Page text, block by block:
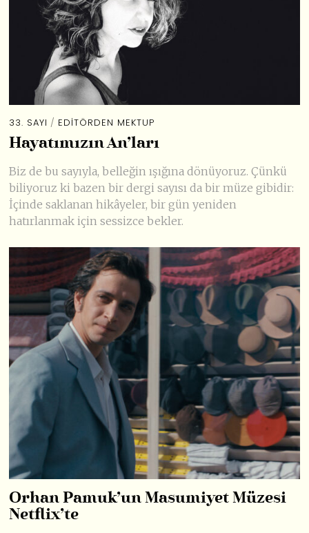
33. SAYI / EDİTÖRDEN MEKTUP
Hayatımızın An’ları
Biz de bu sayıyla, belleğin ışığına dönüyoruz. Çünkü
biliyoruz ki bazen bir dergi sayısı da bir müze gibidir:
İçinde saklanan hikâyeler, bir gün yeniden
hatırlanmak için sessizce bekler.
Orhan Pamuk’un Masumiyet Müzesi
Netflix’te